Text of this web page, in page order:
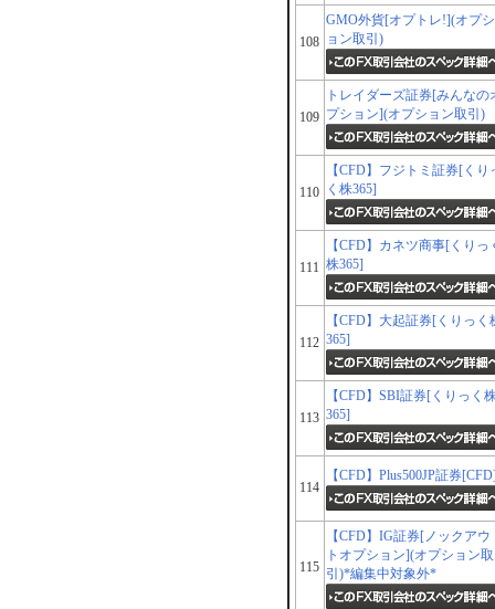
108
GMO外貨[オプトレ!](オプシ
ョン取引)
109
トレイダーズ証券[みんなの
プション](オプション取引)
110
【CFD】フジトミ証券[くり
く株365]
111
【CFD】カネツ商事[くりっ
株365]
112
【CFD】大起証券[くりっく
365]
113
【CFD】SBI証券[くりっく
365]
114
【CFD】Plus500JP証券
115
【CFD】IG証券[ノックアウ
トオプション](オプション取
引)*編集中対象外*